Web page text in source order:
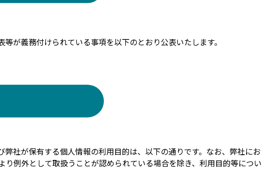
が義務付けられている事項を以下のとおり公表いたします。
社が保有する個人情報の利用目的は、以下の通りです。なお、弊社にお
例外として取扱うことが認められている場合を除き、利用目的等につい